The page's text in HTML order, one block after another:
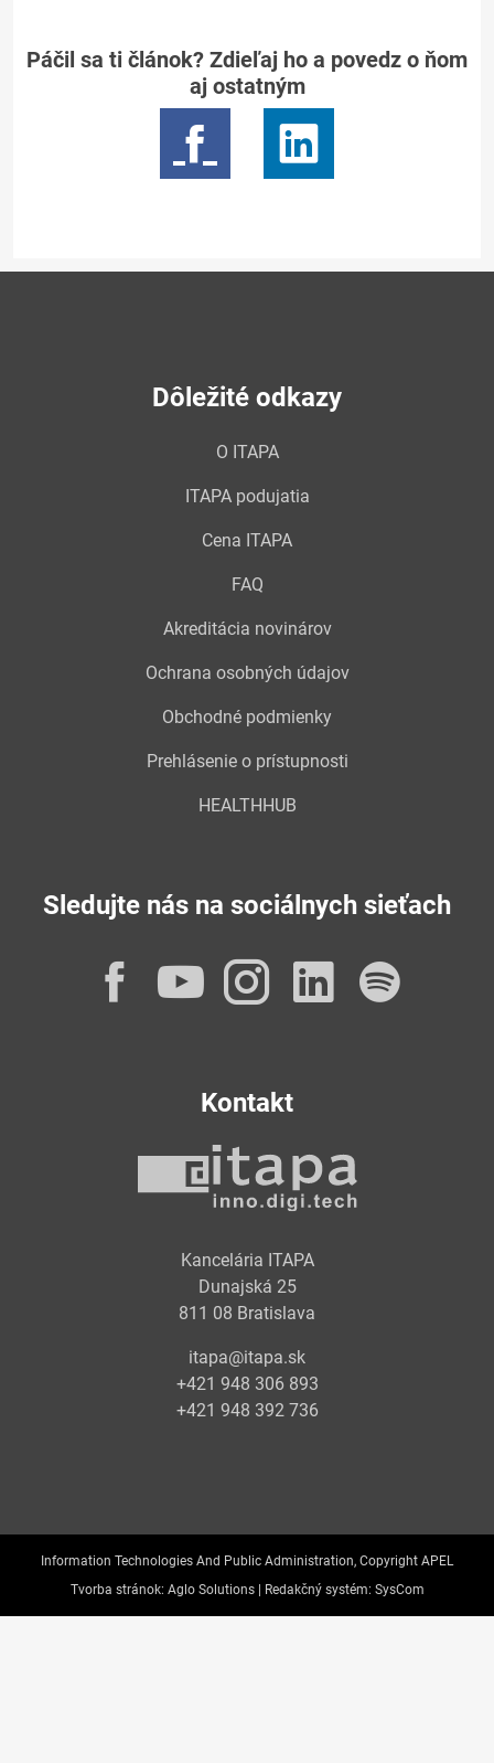
Páčil sa ti článok? Zdieľaj ho a povedz o ňom
aj ostatným
Dôležité odkazy
O ITAPA
ITAPA podujatia
Cena ITAPA
FAQ
Akreditácia novinárov
Ochrana osobných údajov
Obchodné podmienky
Prehlásenie o prístupnosti
HEALTHHUB
Sledujte nás na sociálnych sieťach
Facebook
YouTube
Instagram
Kontakt
Kancelária ITAPA
Dunajská 25
811 08 Bratislava
itapa@itapa.sk
+421 948 306 893
+421 948 392 736
Information Technologies And Public Administration, Copyright APEL
Tvorba stránok: Aglo Solutions | Redakčný systém: SysCom